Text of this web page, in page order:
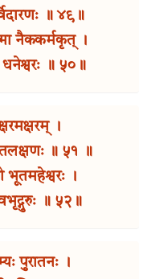
॥ ४९॥
नैककर्मकृत् ।
धनेश्वरः ॥ ५०॥
।
॥ ५१ ॥
भूतमहेश्वरः ।
॥ ५२॥
पुरातनः ।